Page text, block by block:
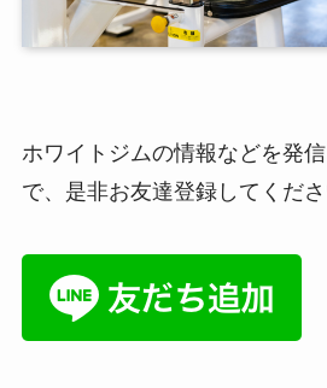
ホワイトジムの情報などを発
で、是非お友達登録してくださ